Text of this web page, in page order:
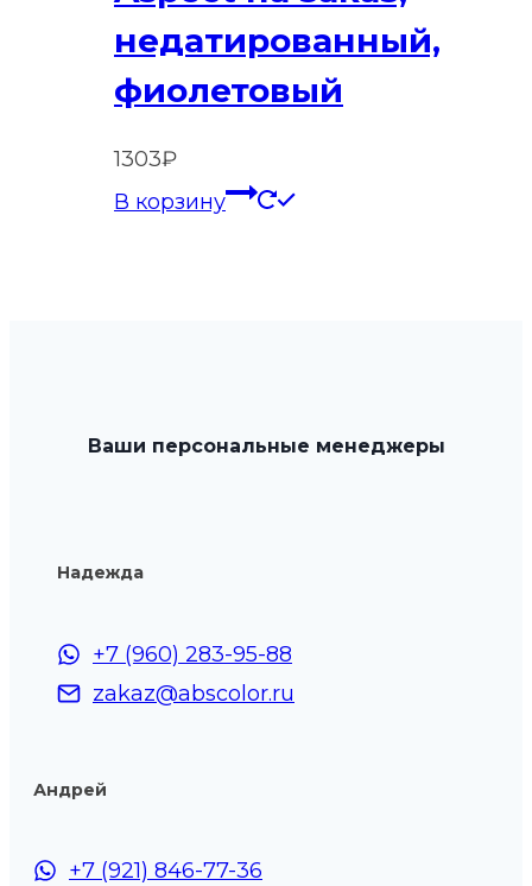
недатированный,
фиолетовый
1303₽
В корзину
Ваши персональные менеджеры
Надежда
+7 (960) 283-95-88
zakaz@abscolor.ru
Андрей
+7 (921) 846-77-36